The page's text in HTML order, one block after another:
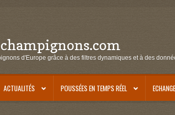
d'Europe grâce à des filtres dynamiques et à des
ACTUALITÉS POUSSÉES EN TEMPS RÉEL